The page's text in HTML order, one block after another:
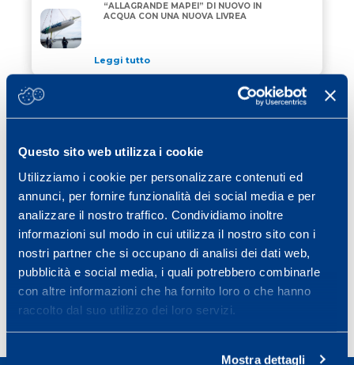
Questo sito web utilizza i cookie
Utilizziamo i cookie per personalizzare contenuti ed
annunci, per fornire funzionalità dei social media e per
analizzare il nostro traffico. Condividiamo inoltre
informazioni sul modo in cui utilizza il nostro sito con i
nostri partner che si occupano di analisi dei dati web,
pubblicità e social media, i quali potrebbero combinarle
con altre informazioni che ha fornito loro o che hanno
raccolto dal suo utilizzo dei loro servizi.
Mostra dettagli
“ALLAGRANDE MAPEI” DI NUOVO IN ACQUA CON
“ALLAGRANDE MAPEI” DI NUOVO IN
ACQUA CON UNA NUOVA LIVREA
Leggi tutto
JEREZ SCEGLIE MAPEI PER COLORARE CORDOLI,
JEREZ SCEGLIE MAPEI PER COLORARE
CORDOLI, GRIGLIA DI PARTENZA E VIE
MAPEI RINNOVA IL SUO IMPEGNO COME OFFICIAL
15 Aprile 2026
MAPEI RINNOVA IL SUO IMPEGNO COME
OFFICIAL SPONSOR DELLA STRAMILANO
2026
Leggi tutto